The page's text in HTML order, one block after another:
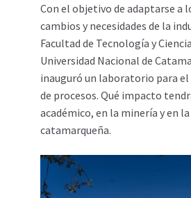
Con el objetivo de adaptarse a
cambios y necesidades de la
Facultad de Tecnología y
Universidad Nacional de
inauguró un laboratorio para
de procesos. Qué impacto
académico, en la minería y en
catamarqueña.